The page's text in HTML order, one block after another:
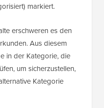
markiert.
erschweren es den
Aus diesem
in der Kategorie, die
um sicherzustellen,
Kategorie